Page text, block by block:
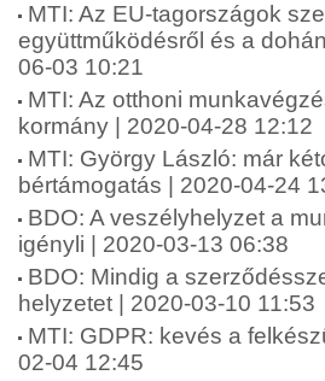
MTI: Az EU-tagországok
együttműködésről és a
06-03 10:21
MTI: Az otthoni
kormány | 2020-04-28 12:12
MTI: György László: már
bértámogatás | 2020-04-24
BDO: A veszélyhelyzet a
igényli | 2020-03-13 06:38
BDO: Mindig a
helyzetet | 2020-03-10 11:53
MTI: GDPR: kevés a
02-04 12:45